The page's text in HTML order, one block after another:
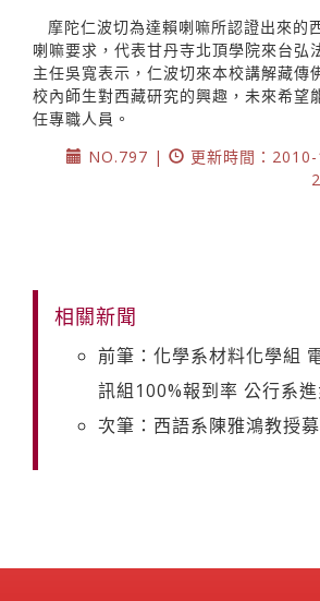
摩陀仁波切為達賴喇嘛所認證出來的
喇嘛要求，代表甘丹寺北頂學院來台弘
主任吳寬表示，仁波切來本校講解藏傳
校內師生對西藏研究的興趣，未來希望
任專職人員。
NO.797 |
更新時間：
相關新聞
前筆：化學系材料化學組
訊組100%報到率 公行系
次筆：西語系陳雅鴻教授